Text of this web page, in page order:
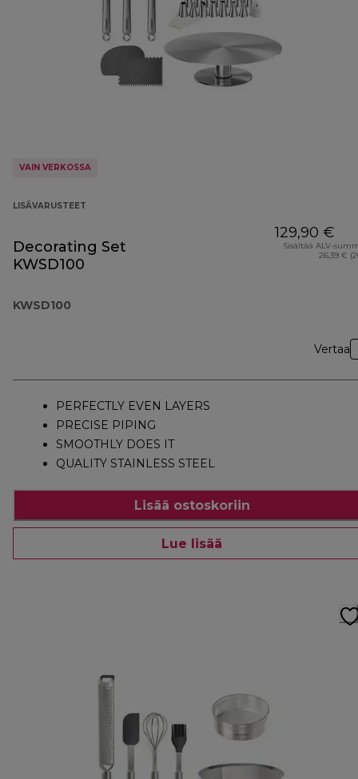
VAIN VERKOSSA
LISÄVARUSTEET
Decorating Set
KWSD100
KWSD100
129,90 €
Sisältää ALV-
26,39 €
Vertaa
PERFECTLY EVEN LAYERS
PRECISE PIPING
SMOOTHLY DOES IT
QUALITY STAINLESS STEEL
Lisää ostoskoriin
Lue lisää